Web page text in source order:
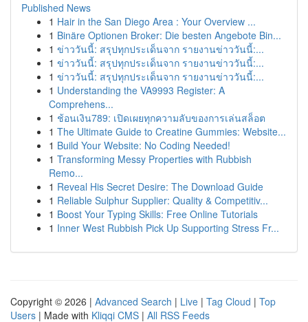
Published News
1 Hair in the San Diego Area : Your Overview ...
1 Binäre Optionen Broker: Die besten Angebote Bin...
1 ข่าววันนี้: สรุปทุกประเด็นจาก รายงานข่าววันนี้:...
1 ข่าววันนี้: สรุปทุกประเด็นจาก รายงานข่าววันนี้:...
1 ข่าววันนี้: สรุปทุกประเด็นจาก รายงานข่าววันนี้:...
1 Understanding the VA9993 Register: A
Comprehens...
1 ช้อนเงิน789: เปิดเผยทุกความลับของการเล่นสล็อต
1 The Ultimate Guide to Creatine Gummies: Website...
1 Build Your Website: No Coding Needed!
1 Transforming Messy Properties with Rubbish
Remo...
1 Reveal His Secret Desire: The Download Guide
1 Reliable Sulphur Supplier: Quality & Competitiv...
1 Boost Your Typing Skills: Free Online Tutorials
1 Inner West Rubbish Pick Up Supporting Stress Fr...
Copyright © 2026 | Advanced Search | Live | Tag Cloud | Top
Users | Made with Kliqqi CMS | All RSS Feeds